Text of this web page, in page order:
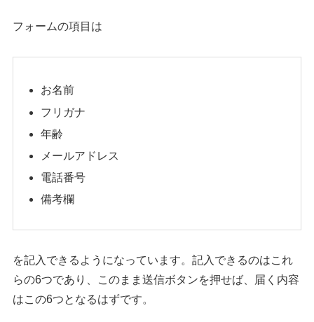
フォームの項目は
お名前
フリガナ
年齢
メールアドレス
電話番号
備考欄
を記入できるようになっています。記入できるのはこれ
らの6つであり、このまま送信ボタンを押せば、届く内容
はこの6つとなるはずです。